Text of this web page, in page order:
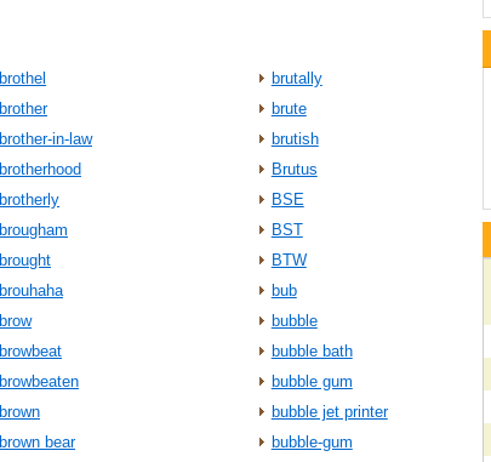
brothel
brother
brother-in-law
brotherhood
brotherly
brougham
brought
brouhaha
brow
browbeat
browbeaten
brown
brown bear
brutally
brute
brutish
Brutus
BSE
BST
BTW
bub
bubble
bubble bath
bubble gum
bubble jet printer
bubble-gum